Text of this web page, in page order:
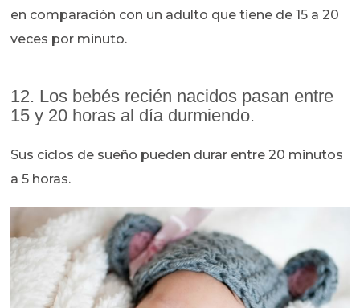
en comparación con un adulto que tiene de 15 a 20
veces por minuto.
12. Los bebés recién nacidos pasan entre
15 y 20 horas al día durmiendo.
Sus ciclos de sueño pueden durar entre 20 minutos
a 5 horas.